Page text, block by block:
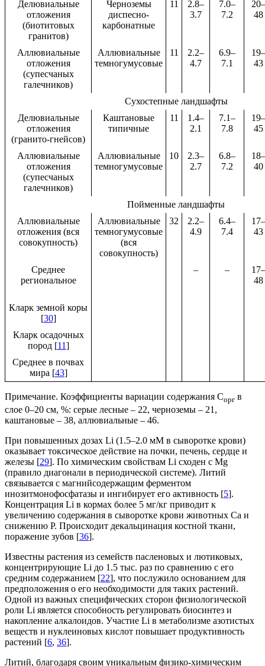
Делювиальные
отложения
(биотитовых
гранитов)
Черноземы
диспесно-
карбонатные
11
2.8–
3.7
7.0–
7.2
20–
48
Аллювиальные
отложения
(супесчаных
галечников)
Аллювиальные
темногумусовые
11
2.2–
4.7
6.9–
7.1
19–
43
Сухостепные ландшафты
Делювиальные
отложения
(гранито-гнейсов)
Каштановые
типичные
11
1.4–
2.1
7.1–
7.8
19–
45
Аллювиальные
отложения
(супесчаных
галечников)
Аллювиальные
темногумусовые
10
2.3–
2.7
6.8–
7.2
18–
40
Пойменные ландшафты
Аллювиальные
отложения (вся
совокупность)
Аллювиальные
темногумусовые
(вся
совокупность)
32
2.2–
4.9
6.4–
7.4
17–
43
Среднее
региональное
– –
17–
48
Кларк земной коры
[30]
Кларк осадочных
пород [11]
Cреднее в почвах
мира [43]
Примечание. Коэффициенты вариации содержания Сорг в
слое 0–20 см, %: серые лесные – 22, черноземы – 21,
каштановые – 38, аллювиальные – 46.
При повышенных дозах Li (1.5–2.0 мМ в сыворотке крови)
оказывает токсическое действие на почки, печень, сердце и
железы [29]. По химическим свойствам Li сходен с Mg
(правило диагонали в периодической системе). Литий
связывается с магнийсодержащим ферментом
инозитмонофосфатазы и ингибирует его активность [5].
Концентрация Li в кормах более 5 мг/кг приводит к
увеличению содержания в сыворотке крови животных Ca и
снижению P. Происходит декальцинация костной ткани,
поражение зубов [36].
Известны растения из семейств пасленовых и лютиковых,
концентрирующие Li до 1.5 тыс. раз по сравнению с его
средним содержанием [22], что послужило основанием для
предположения о его необходимости для таких растений.
Одной из важных специфических сторон физиологической
роли Li является способность регулировать биосинтез и
накопление алкалоидов. Участие Li в метаболизме азотистых
веществ и нуклеиновых кислот повышает продуктивность
растений [6, 36].
Литий, благодаря своим уникальным физико-химическим